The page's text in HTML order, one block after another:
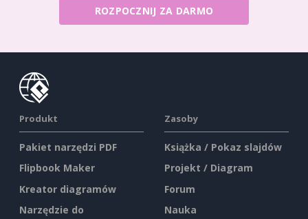
ROZPOCZNIJ ZA DARMO
Produkt
Pakiet narzędzi PDF
Flipbook Maker
Kreator diagramów
Narzędzie do
Zasoby
Książka / Pokaz slajdów
Projekt / Diagram
Forum
Nauka